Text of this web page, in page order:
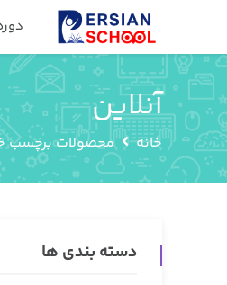
آنلاین
خانه محصولات برچسب
دسته بندی ها